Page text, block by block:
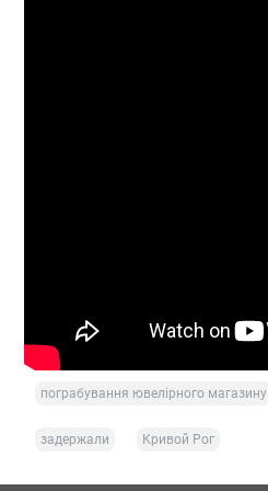
пограбування ювелірного магазину
задержали Кривой Рог